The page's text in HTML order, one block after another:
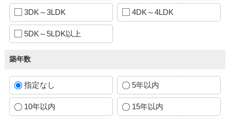
3DK～3LDK 4DK～4LDK
5DK～5LDK以上
築年数
指定なし 5年以内
10年以内 15年以内